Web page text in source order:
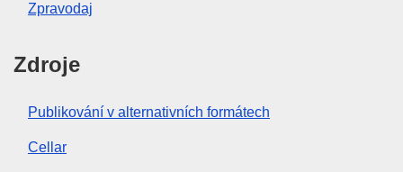
Zpravodaj
Zdroje
Publikování v alternativních formátech
Cellar